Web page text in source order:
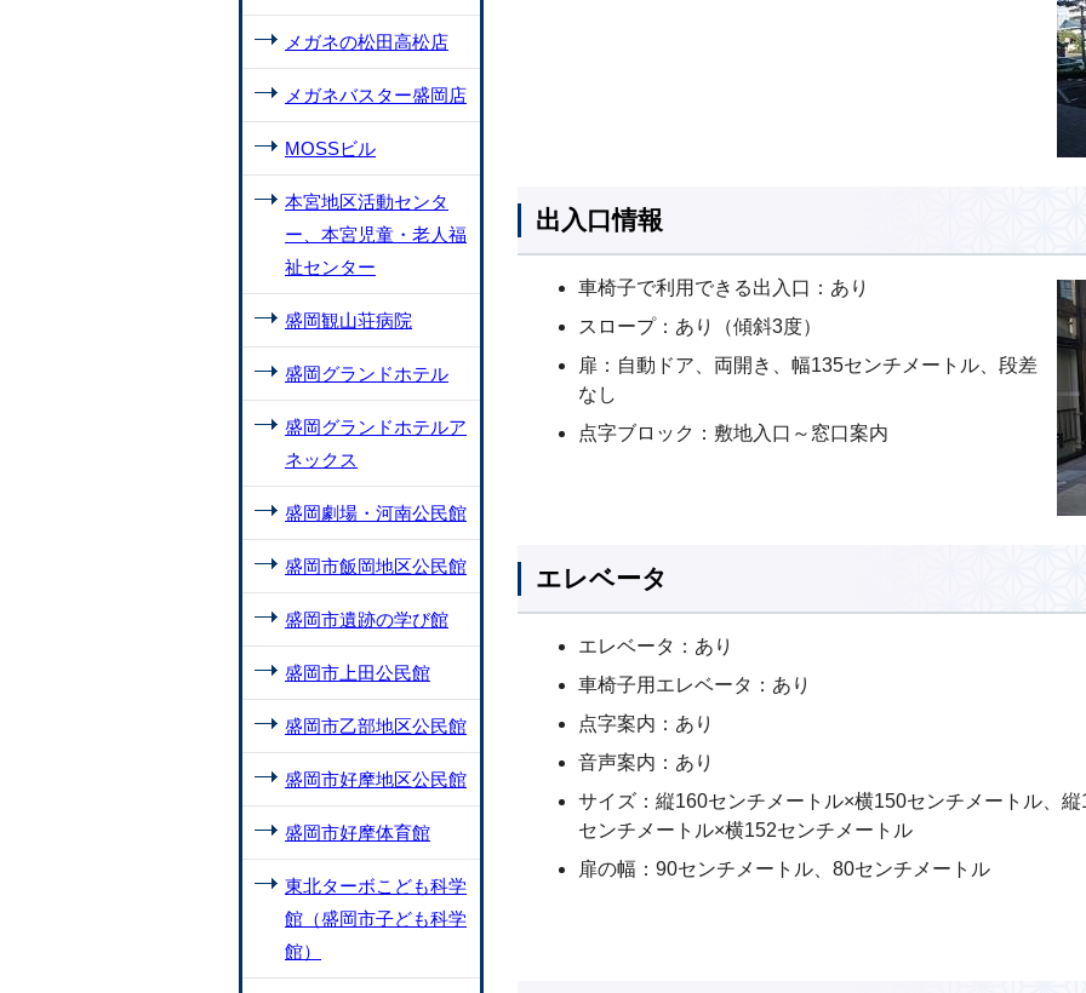
出入口情報
車椅子で利用できる出入口：あり
スロープ：あり（傾斜3度）
扉：自動ドア、両開き、幅135センチメートル、段差
なし
点字ブロック：敷地入口～窓口案内
エレベータ
エレベータ：あり
車椅子用エレベータ：あり
点字案内：あり
音声案内：あり
サイズ：縦160センチメートル×横150センチメートル、縦
センチメートル×横152センチメートル
扉の幅：90センチメートル、80センチメートル
メガネの松田高松店
メガネバスター盛岡店
MOSSビル
本宮地区活動センタ
ー、本宮児童・老人福
祉センター
盛岡観山荘病院
盛岡グランドホテル
盛岡グランドホテルア
ネックス
盛岡劇場・河南公民館
盛岡市飯岡地区公民館
盛岡市遺跡の学び館
盛岡市上田公民館
盛岡市乙部地区公民館
盛岡市好摩地区公民館
盛岡市好摩体育館
東北ターボこども科学
館（盛岡市子ども科学
館）